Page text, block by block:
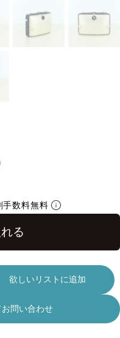
手数料無料
る
欲しいリストに追加
問い合わせ